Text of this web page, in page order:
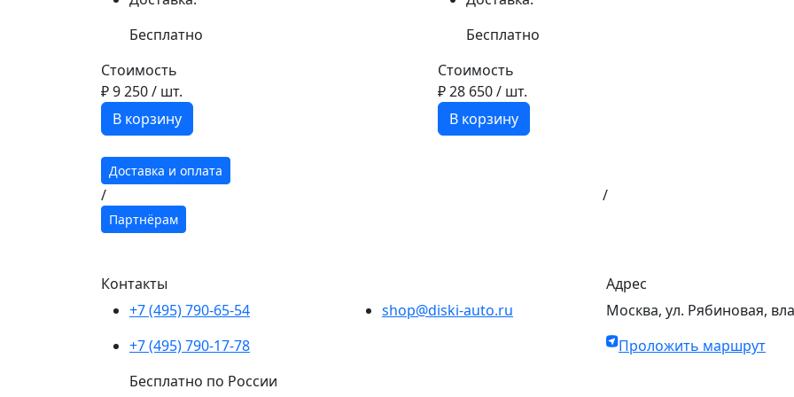
Бесплатно
Стоимость
₽ 9 250/ шт.
В корзину
Бесплатно
Стоимость
₽ 28 650/ шт.
В корзину
Доставка и оплата
/
Партнёрам
/
Контакты
+7 (495) 790-65-54
+7 (495) 790-17-78
Бесплатно по России
shop@diski-auto.ru
Адрес
Москва, ул. Рябиновая,
Проложить маршрут